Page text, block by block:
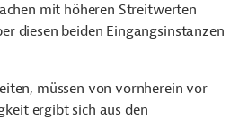
mit höheren Streitwerten
diesen beiden Eingangsinstanzen
müssen von vornherein vor
ergibt sich aus den